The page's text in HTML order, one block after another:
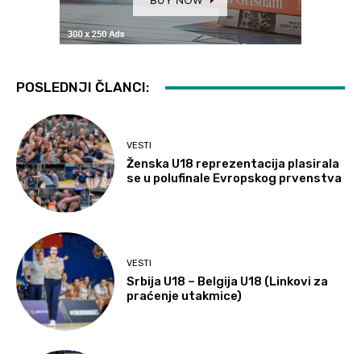
POSLEDNJI ČLANCI:
VESTI
Ženska U18 reprezentacija plasirala
se u polufinale Evropskog prvenstva
VESTI
Srbija U18 – Belgija U18 (Linkovi za
praćenje utakmice)